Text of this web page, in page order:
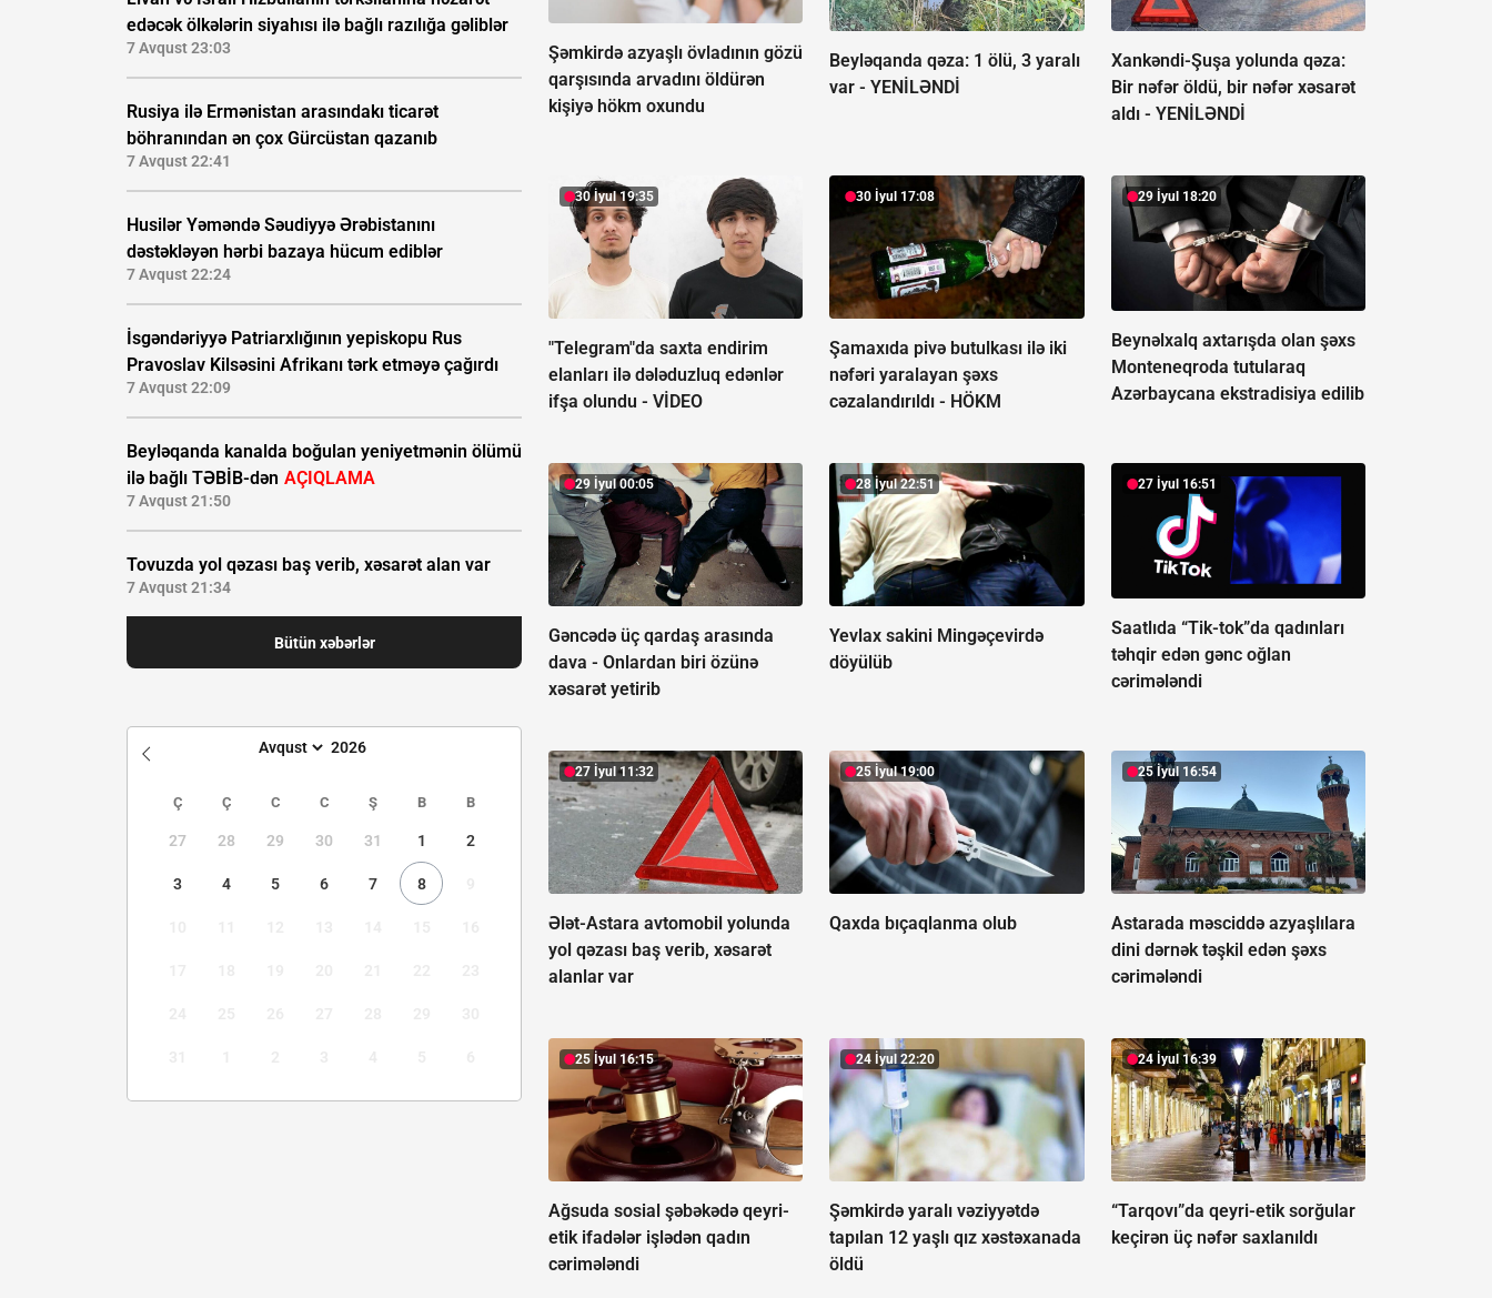
edəcək ölkələrin siyahısı ilə bağlı razılığa gəliblər
7 Avqust 23:03
Rusiya ilə Ermənistan arasındakı ticarət
böhranından ən çox Gürcüstan qazanıb
7 Avqust 22:41
Husilər Yəməndə Səudiyyə Ərəbistanını
dəstəkləyən hərbi bazaya hücum ediblər
7 Avqust 22:24
İsgəndəriyyə Patriarxlığının yepiskopu Rus
Pravoslav Kilsəsini Afrikanı tərk etməyə çağırdı
7 Avqust 22:09
Beyləqanda kanalda boğulan yeniyetmənin ölümü
ilə bağlı TƏBİB-dən AÇIQLAMA
7 Avqust 21:50
Tovuzda yol qəzası baş verib, xəsarət alan var
7 Avqust 21:34
Bütün xəbərlər
Ç Ç C C Ş B B
27 28 29 30 31 1 2
3 4 5 6 7 8
Şəmkirdə azyaşlı övladının gözü
qarşısında arvadını öldürən
kişiyə hökm oxundu
Beyləqanda qəza: 1 ölü, 3 yaralı
var - YENİLƏNDİ
Xankəndi-Şuşa yolunda qəza:
Bir nəfər öldü, bir nəfər xəsarət
aldı - YENİLƏNDİ
30 İyul 19:35
"Telegram"da saxta endirim
elanları ilə dələduzluq edənlər
ifşa olundu - VİDEO
30 İyul 17:08
Şamaxıda pivə butulkası ilə iki
nəfəri yaralayan şəxs
cəzalandırıldı - HÖKM
29 İyul 18:20
Beynəlxalq axtarışda olan şəxs
Monteneqroda tutularaq
Azərbaycana ekstradisiya edilib
29 İyul 00:05
Gəncədə üç qardaş arasında
dava - Onlardan biri özünə
xəsarət yetirib
28 İyul 22:51
Yevlax sakini Mingəçevirdə
döyülüb
27 İyul 16:51
Saatlıda “Tik-tok”da qadınları
təhqir edən gənc oğlan
cərimələndi
27 İyul 11:32
Ələt-Astara avtomobil yolunda
yol qəzası baş verib, xəsarət
alanlar var
25 İyul 19:00
Qaxda bıçaqlanma olub
25 İyul 16:54
Astarada məsciddə azyaşlılara
dini dərnək təşkil edən şəxs
cərimələndi
25 İyul 16:15
Ağsuda sosial şəbəkədə qeyri-
etik ifadələr işlədən qadın
cərimələndi
24 İyul 22:20
Şəmkirdə yaralı vəziyyətdə
tapılan 12 yaşlı qız xəstəxanada
öldü
24 İyul 16:39
“Tarqovı”da qeyri-etik sorğular
keçirən üç nəfər saxlanıldı